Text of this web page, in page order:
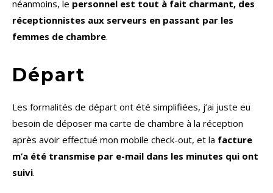
néanmoins, le personnel est tout à fait charmant, des
réceptionnistes aux serveurs en passant par les
femmes de chambre.
Départ
Les formalités de départ ont été simplifiées, j’ai juste eu
besoin de déposer ma carte de chambre à la réception
après avoir effectué mon mobile check-out, et la facture
m’a été transmise par e-mail dans les minutes qui ont
suivi.